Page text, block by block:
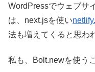
WordPressでウェブサ
は、next.jsを使い
法も増えてくると思わ
私も、Bolt.newを使う